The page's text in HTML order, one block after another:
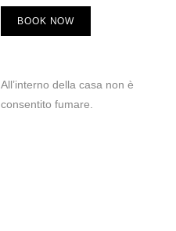
BOOK NOW
All’interno della casa non è
consentito fumare.